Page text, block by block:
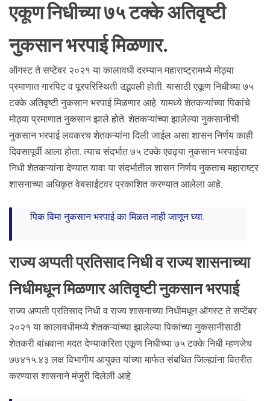
एकूण निधीच्या ७५ टक्के अतिवृष्टी
नुकसान भरपाई मिळणार.
ऑगस्ट ते सप्टेंबर २०२१ या कालावधी दरम्यान महाराष्ट्रामध्ये मोठ्या
प्रमाणात गारपिट व पूरपरिस्थिती उद्भवली होती. यासाठी एकूण निधीच्या ७५
टक्के अतिवृष्टी नुकसान भरपाई मिळणार आहे. यामध्ये शेतकऱ्यांच्या पिकांचे
मोठ्या प्रमाणात नुकसान झाले होते. शेतकऱ्यांच्या झालेल्या नुकसानीची
नुकसान भरपाई लवकरच शेतकऱ्यांना दिली जाईल असा शासन निर्णय काही
दिवसापूर्वी आला होता. त्याच संदर्भात ७५ टक्के एवढ्या नुकसान भरपाईचा
निधी शेतकऱ्यांना देण्यात यावा या संदर्भातील शासन निर्णय नुकताच महाराष्ट्र
शासनाच्या अधिकृत वेबसाईटवर प्रकाशित करण्यात आलेला आहे.
पिक विमा नुकसान भरपाई का मिळत नाही जाणून घ्या.
राज्य अप्पती प्रतिसाद निधी व राज्य शासनाच्या
निधीमधून मिळणार अतिवृष्टी नुकसान भरपाई
राज्य अप्पती प्रतिसाद निधी व राज्य शासनाच्या निधीमधून ऑगस्ट ते सप्टेंबर
२०२१ या कालावधीमध्ये शेतकऱ्यांच्या झालेल्या पिकांच्या नुकसानीसाठी
शेतकरी बांधवाना मदत देण्याकरिता एकूण निधीच्या ७५ टक्के निधी म्हणजेच
७७४१५.४३ लक्ष विभागीय आयुक्त यांच्या मार्फत संबधित जिल्ह्यांना वितरीत
करण्यास शासनाने मंजुरी दिलेली आहे.